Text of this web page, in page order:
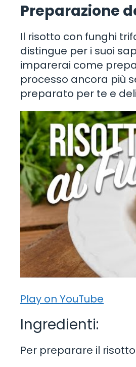
Preparazione
Il risotto con funghi
distingue per i suoi
imparerai come
processo ancora più
preparato per te e
Play on YouTube
Ingredienti:
Per preparare il